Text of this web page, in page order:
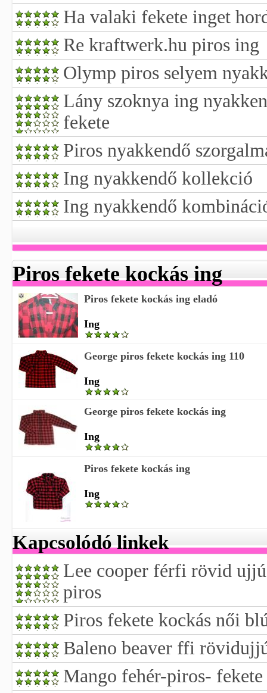
Ha valaki fekete inget
Re kraftwerk.hu piros ing
Olymp piros selyem
Lány szoknya ing
fekete
Piros nyakkendő
Ing nyakkendő kollekció
Ing nyakkendő
Piros fekete kockás ing
Piros fekete kockás ing eladó
Ing
George piros fekete kockás ing 110
Ing
George piros fekete kockás ing
Ing
Piros fekete kockás ing
Ing
Kapcsolódó linkek
Lee cooper férfi rövid
piros
Piros fekete kockás női
Baleno beaver ffi
Mango fehér-piros-